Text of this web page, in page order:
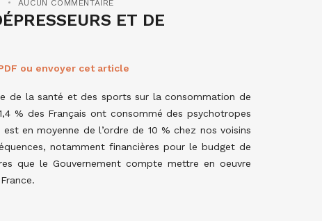
AUCUN COMMENTAIRE
ET DE
ou envoyer cet article
de la santé et des sports sur la consommation de
% des Français ont consommé des psychotropes
en moyenne de l’ordre de 10 % chez nos voisins
notamment financières pour le budget de
que le Gouvernement compte mettre en oeuvre